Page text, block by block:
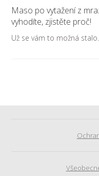
Maso po vytažení z
vyhodíte, zjistěte proč!
Už se vám to možná